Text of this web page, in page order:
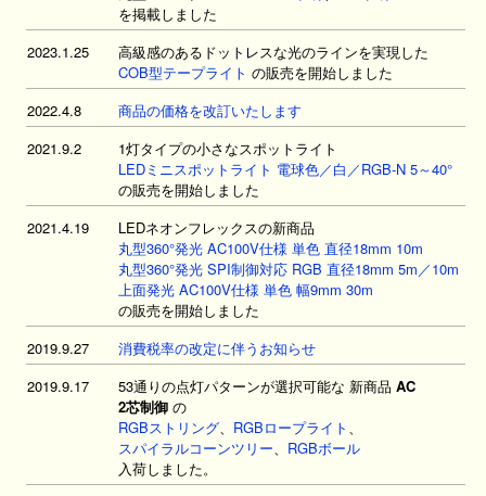
を掲載しました
2023.1.25
高級感のあるドットレスな光のラインを実現した
COB型テープライト の販売を開始しました
2022.4.8
商品の価格を改訂いたします
2021.9.2
1灯タイプの小さなスポットライト
LEDミニスポットライト 電球色／白／RGB-N 5～40°
の販売を開始しました
2021.4.19
LEDネオンフレックスの新商品
丸型360°発光 AC100V仕様 単色 直径18mm 10m
丸型360°発光 SPI制御対応 RGB 直径18mm 5m／10m
上面発光 AC100V仕様 単色 幅9mm 30m
の販売を開始しました
2019.9.27
消費税率の改定に伴うお知らせ
2019.9.17
53通りの点灯パターンが選択可能な 新商品AC
2芯制御 の
RGBストリング
RGBロープライト
スパイラルコーンツリー
RGBボール
入荷しました。